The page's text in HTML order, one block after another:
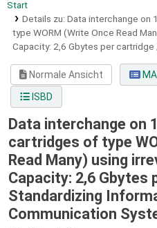
Start
Details zu: Data interchange on
type WORM (Write Once Read
Capacity: 2,6 Gbytes per cartridge
Normale Ansicht
ISBD
Data interchange on
cartridges of type
Read Many) using
Capacity: 2,6 Gbytes
Standardizing
Communication